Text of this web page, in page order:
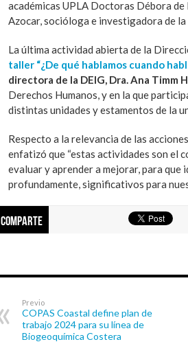
académicas UPLA Doctoras Débora
Azocar, socióloga e investigadora de la
La última actividad abierta de la
taller “¿De qué hablamos cuando
directora de la DEIG, Dra. Ana Timm
Derechos Humanos, y en la que
distintas unidades y estamentos de la
Respecto a la relevancia de las
enfatizó que “estas actividades son el
evaluar y aprender a mejorar, para
profundamente, significativos para
Comparte
Previo
COPAS Coastal define plan de
trabajo 2024 para su línea de
Biogeoquímica Costera